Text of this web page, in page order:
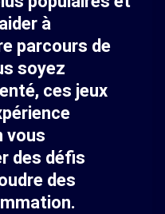
à
parcours de
soyez
ces jeux
vous
des défis
des